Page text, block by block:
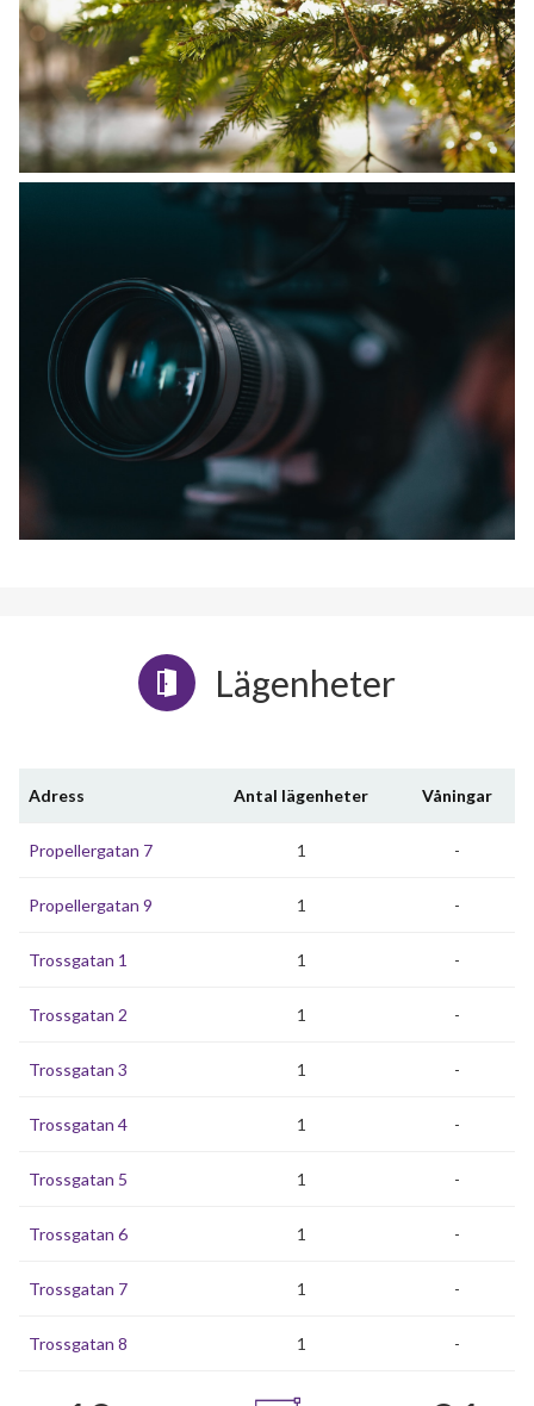
Lägenheter
Adress Antal lägenheter Våningar
Propellergatan 7 1 -
Propellergatan 9 1 -
Trossgatan 1 1 -
Trossgatan 2 1 -
Trossgatan 3 1 -
Trossgatan 4 1 -
Trossgatan 5 1 -
Trossgatan 6 1 -
Trossgatan 7 1 -
Trossgatan 8 1 -